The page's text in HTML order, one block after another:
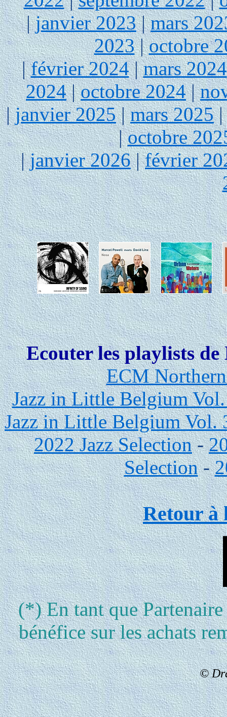
|janvier 2023|mars
2023|octobre
|février 2024|mars 2024
2024|octobre 2024|
|janvier 2025|mars 2025
|octobre
|janvier 2026|février
Ecouter les playlists
ECM
Jazz in Little Belgium
Jazz in Little Belgium Vol.
2022 Jazz Selection-
Selection-
Retour à
(*) En tant que
bénéfice sur les achats
©